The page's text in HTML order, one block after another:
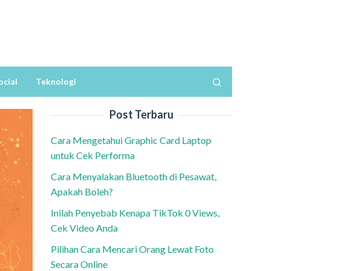
Teknologi
Post Terbaru
Cara Mengetahui Graphic Card Laptop
untuk Cek Performa
Cara Menyalakan Bluetooth di Pesawat,
Apakah Boleh?
Inilah Penyebab Kenapa TikTok 0 Views,
Cek Video Anda
Pilihan Cara Mencari Orang Lewat Foto
Secara Online